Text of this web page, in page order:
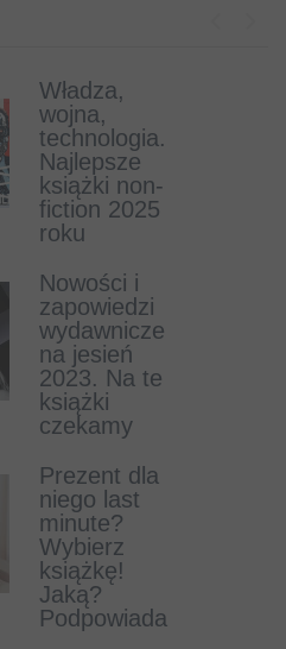
Władza,
wojna,
technologia.
Najlepsze
książki non-
fiction 2025
roku
Nowości i
zapowiedzi
wydawnicze
na jesień
2023. Na te
książki
czekamy
Prezent dla
niego last
minute?
Wybierz
książkę!
Jaką?
Podpowiada
Książki o
psach, które
musisz
przeczytać
zwiastun
filmu Amok o
historii
pisarza-
mordercy
Krystiana Bali
londyńskiego
magazynu
skradziono
dzieła
Mikołaja
Kopernika i